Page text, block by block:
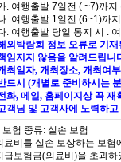
. 여행출발 7일전 ( ~7)까
. 여행출발 1일전 (6~1)까
. 여행출발 당일 통지 시 :
외박람회 정보 오류로 기
임지지 않음을 알려드립니
최일자, 개최장소, 개최여
드시 (개별로 준비하시는
화, 메일, 홈페이지상 꼭 재
객님 및 고객사에 노력하
보험 종류: 실손 보험
료비를 실손 보상하는 보
급보험금(의료비)을 초과